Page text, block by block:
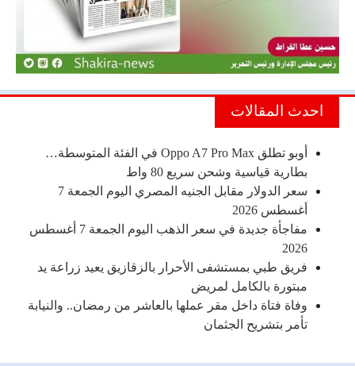
احدث المقالات
أوبو تطلق Oppo A7 Pro Max في الفئة المتوسطة…
بطارية قياسية وشحن سريع 80 واط
سعر الدولار مقابل الجنيه المصري اليوم الجمعة 7
أغسطس 2026
مفاجأة جديدة في سعر الذهب اليوم الجمعة 7 أغسطس
2026
فريق طبي بمستشفى الأحرار بالزقازيق يعيد زراعة يد
مبتورة بالكامل لمريض
وفاة فتاة داخل مقر عملها بالعاشر من رمضان.. والنيابة
تأمر بتشريح الجثمان